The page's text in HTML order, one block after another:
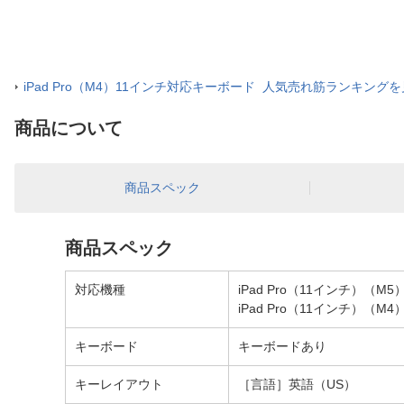
iPad Pro（M4）11インチ対応キーボード 人気売れ筋ランキングを
商品について
商品スペック
商品スペック
対応機種
iPad Pro（11インチ）（M5）
iPad Pro（11インチ）（M4）
キーボード キーボードあり
キーレイアウト ［言語］英語（US）